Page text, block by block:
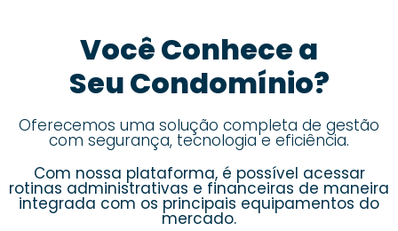
Você Conhece a
Seu Condomínio?
Oferecemos uma solução completa de gestão
com segurança, tecnologia e eficiência.
Com nossa plataforma, é possível acessar
rotinas administrativas e financeiras de maneira
integrada com os principais equipamentos do
mercado.